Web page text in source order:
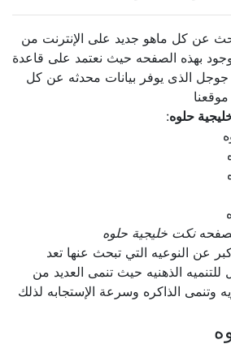
عن كل ماهو جديد على الإنترنت من
بهذه الصفحه حيث نعتمد على قاعدة
الذى يوفر بيانات محدثه عن كل
حلوه:
نكت خليجية حلوه
عن النوعيه التي تبحث عنها تعد
الذهنيه حيث تنمى العديد من
وتنمى الذاكره وسرعة الإستجابه لذلك